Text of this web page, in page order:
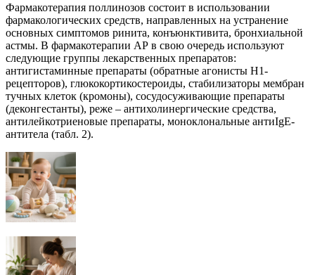
Фармакотерапия поллинозов состоит в использовании
фармакологических средств, направленных на устранение
основных симптомов ринита, конъюнктивита, бронхиальной
астмы. В фармакотерапии АР в свою очередь используют
следующие группы лекарственных препаратов:
антигистаминные препараты (обратные агонисты Н1-
рецепторов), глюкокортикостероиды, стабилизаторы мембран
тучных клеток (кромоны), сосудосуживающие препараты
(деконгестанты), реже – антихолинергические средства,
антилейкотриеновые препараты, моноклональные антиIgЕ-
антитела (табл. 2).